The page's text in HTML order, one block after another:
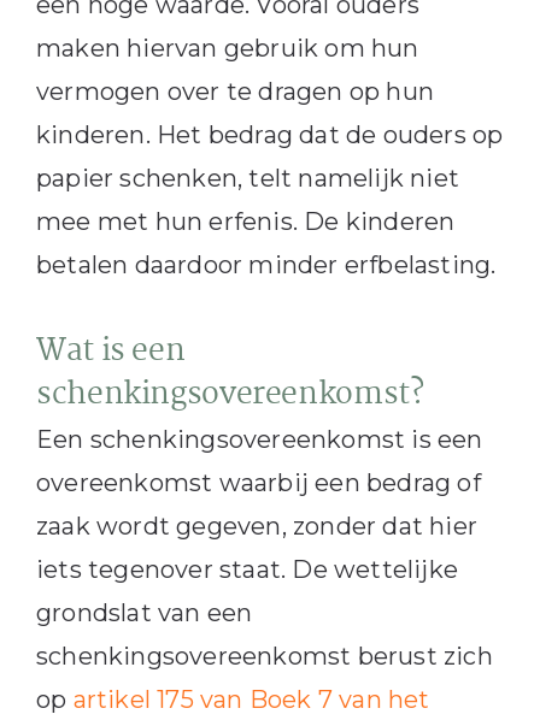
maken hiervan gebruik om hun
vermogen over te dragen op hun
kinderen. Het bedrag dat de ouders op
papier schenken, telt namelijk niet
mee met hun erfenis. De kinderen
betalen daardoor minder erfbelasting.
Wat is een
schenkingsovereenkomst?
Een schenkingsovereenkomst is een
overeenkomst waarbij een bedrag of
zaak wordt gegeven, zonder dat hier
iets tegenover staat. De wettelijke
grondslat van een
schenkingsovereenkomst berust zich
op artikel 175 van Boek 7 van het